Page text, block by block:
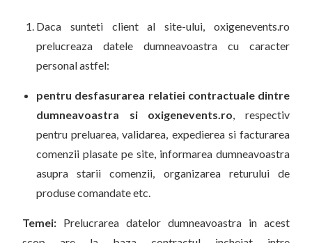
Daca sunteti client al site-ului, oxigenevents.ro
prelucreaza datele dumneavoastra cu caracter
personal astfel:
pentru desfasurarea relatiei contractuale dintre
dumneavoastra si oxigenevents.ro, respectiv
pentru preluarea, validarea, expedierea si facturarea
comenzii plasate pe site, informarea dumneavoastra
asupra starii comenzii, organizarea returului de
produse comandate etc.
Temei: Prelucrarea datelor dumneavoastra in acest